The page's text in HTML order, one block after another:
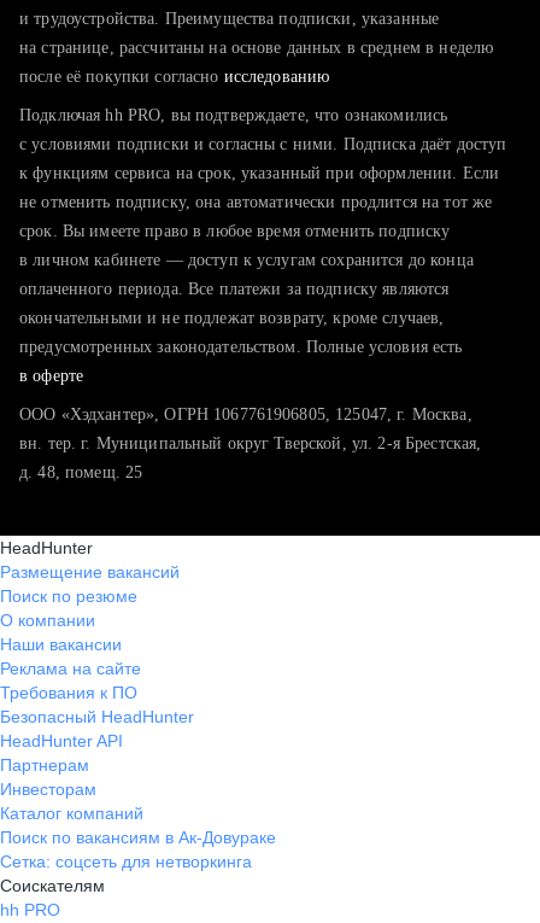
тратите много времени на поиск и вручную поднимаете
хотите сравнить себя с конкурентами и оценить шансы
и трудоустройства. Преимущества подписки, указанные
на странице, рассчитаны на основе данных в среднем в неделю
после её покупки согласно исследованию
Подключая hh PRO, вы подтверждаете, что ознакомились
с условиями подписки и согласны с ними. Подписка даёт доступ
к функциям сервиса на срок, указанный при оформлении. Если
не отменить подписку, она автоматически продлится на тот же
срок. Вы имеете право в любое время отменить подписку
в личном кабинете — доступ к услугам сохранится до конца
оплаченного периода. Все платежи за подписку являются
окончательными и не подлежат возврату, кроме случаев,
предусмотренных законодательством. Полные условия есть
в оферте
ООО «Хэдхантер», ОГРН 1067761906805, 125047, г. Москва,
вн. тер. г. Муниципальный округ Тверской, ул. 2-я Брестская,
д. 48, помещ. 25
HeadHunter
Размещение вакансий
Поиск по резюме
О компании
Наши вакансии
Реклама на сайте
Требования к ПО
Безопасный HeadHunter
HeadHunter API
Партнерам
Инвесторам
Каталог компаний
Поиск по вакансиям в Ак-Довураке
Сетка: соцсеть для нетворкинга
Соискателям
hh PRO